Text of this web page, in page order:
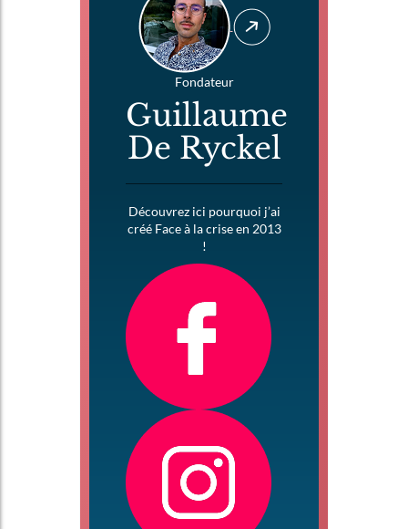
Fondateur
Guillaume
De Ryckel
Découvrez ici pourquoi j’ai
créé Face à la crise en 2013
!